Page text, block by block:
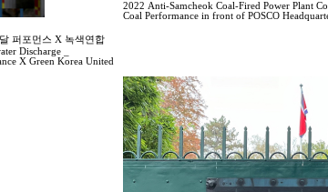
퍼포먼스 X 녹색연합
Discharge _
X Green Korea United
2022 Anti-Samcheok Coal-Fired Power Plant
Coal Performance in front of POSCO